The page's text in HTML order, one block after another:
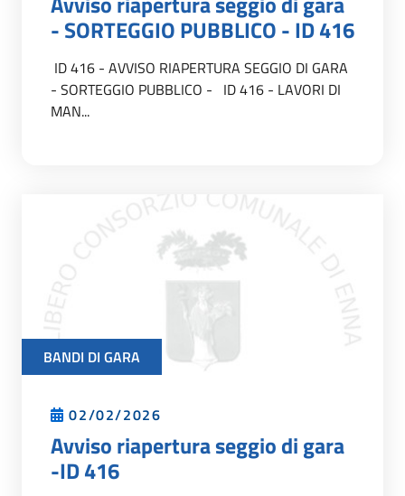
- SORTEGGIO PUBBLICO - ID 416
ID 416 - AVVISO RIAPERTURA SEGGIO DI GARA
- SORTEGGIO PUBBLICO - ID 416 - LAVORI DI
MAN...
BANDI DI GARA
02/02/2026
Avviso riapertura seggio di gara
-ID 416